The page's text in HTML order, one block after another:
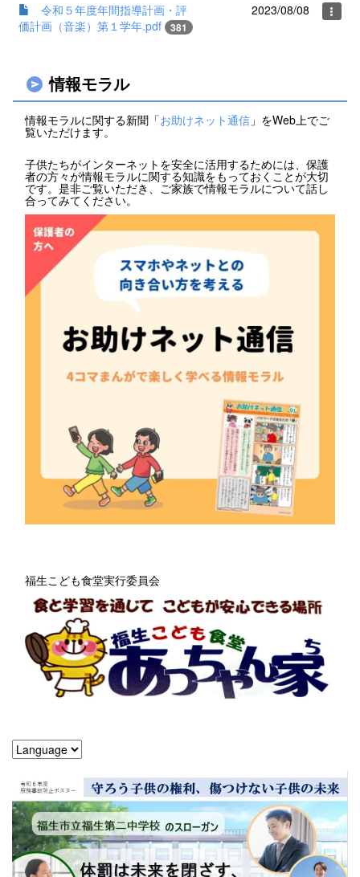
令和５年度年間指導計画・評
価計画（音楽）第１学年.pdf
381
2023/08/08
情報モラル
情報モラルに関する新聞「お助けネット通信 」をWeb上でご
覧いただけます。
子供たちがインターネットを安全に活用するためには、保護
者の方々が情報モラルに関する知識をもっておくことが大切
です。是非ご覧いただき、ご家族で情報モラルについて話し
合ってみてください。
福生こども食堂実行委員会